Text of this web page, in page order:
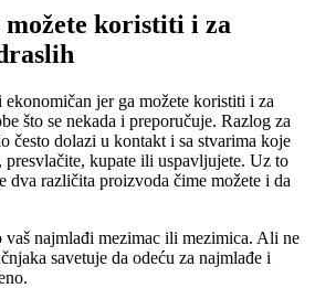
možete koristiti i za
ekonomičan jer ga možete koristiti i za
što se nekada i preporučuje. Razlog za
često dolazi u kontakt i sa stvarima koje
presvlačite, kupate ili uspavljujete. Uz to
dva različita proizvoda čime možete i da
vaš najmlađi mezimac ili mezimica. Ali ne
savetuje da odeću za najmlađe i